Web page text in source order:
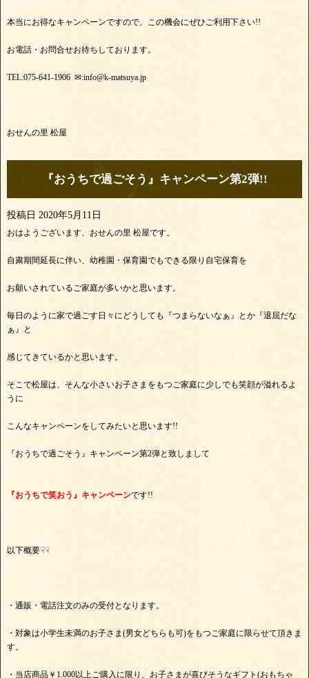
本当にお得なキャンペーンですので、この機会にぜひご利用下さい!!
お電話・お問合せお待ちしております。
TEL:075-641-1906 ✉:info@k-matsuya.jp
おせんの里 松屋
『おうちで過ごそう』キャンペーン第2弾!!
投稿日 2020年5月11日
おはようございます、おせんの里 松屋です。
自粛期間延長に伴い、幼稚園・保育園でもできる限り自宅保育を
お願いされているご家庭が多いかと思います。
毎日のように家で過ごす日々にどうしても『つまらないなぁ』とか『退屈だな
ぁ』と
感じてきているかと思います。
そこで松屋は、そんな小さいお子さまをもつご家庭に少しでも笑顔が溢れるよ
うに
こんなキャンペーンをしてみたいと思います!!
『おうちで過ごそう』キャンペーン第2弾と致しまして
『おうちで笑おう』キャンペーンです!!
以下概要☟☟
・通販・電話注文のみの受付となります。
・対象は小学生未満のお子さま(男女どちらも可)をもつご家庭に限らせて頂きま
す。
・当店商品￥1.000以上ご購入に限り、お子さまが喜びそうなギフト(おもちゃ